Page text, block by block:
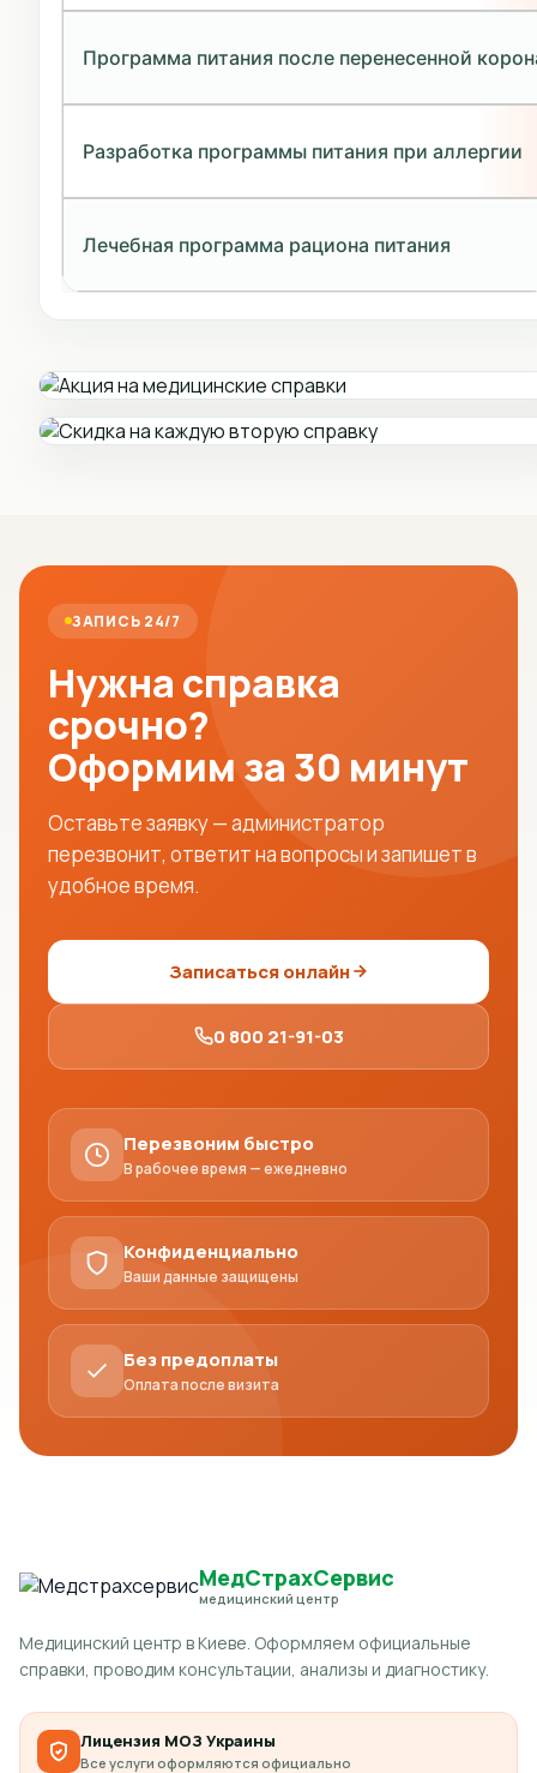
Программа питания после перенесенной
Разработка программы питания при аллергии
Лечебная программа рациона питания
ЗАПИСЬ 24/7
Нужна справка
срочно?
Оформим за 30 минут
Оставьте заявку — администратор
перезвонит, ответит на вопросы и запишет в
удобное время.
Записаться онлайн
0 800 21-91-03
Перезвоним быстро
В рабочее время — ежедневно
Конфиденциально
Ваши данные защищены
Без предоплаты
Оплата после визита
МедСтрахСервис
медицинский центр
Медицинский центр в Киеве. Оформляем официальные
справки, проводим консультации, анализы и диагностику.
Лицензия МОЗ Украины
Все услуги оформляются официально